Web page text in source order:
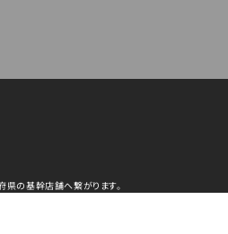
の基幹店舗へ繋がります。